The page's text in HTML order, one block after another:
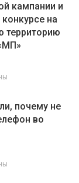
кампании и
на
территорию
почему не
во